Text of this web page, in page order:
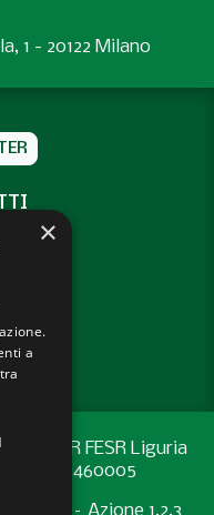
1 - 20122 Milano
del PR FESR Liguria
×
a